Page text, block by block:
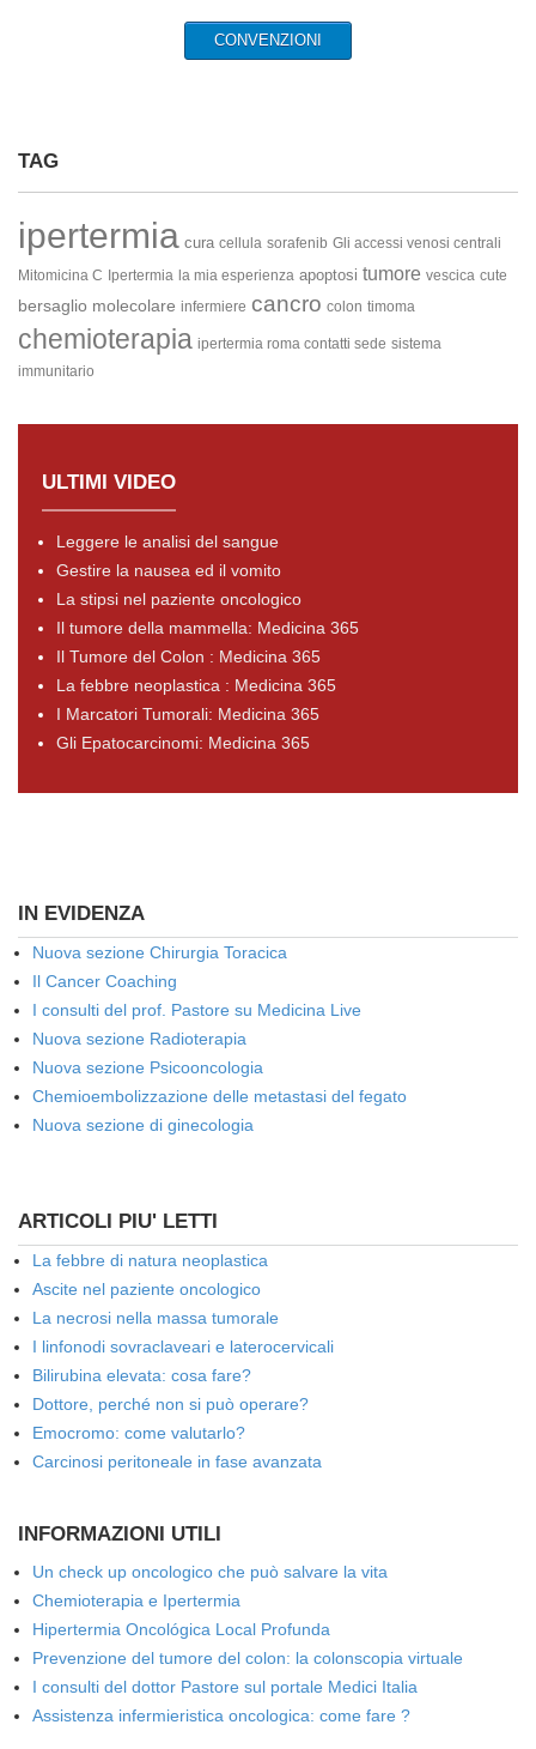
CONVENZIONI
TAG
ipertermia cura cellula sorafenib Gli accessi venosi centrali
Mitomicina C Ipertermia la mia esperienza apoptosi tumore vescica cute
bersaglio molecolare infermiere cancro colon timoma
chemioterapia ipertermia roma contatti sede sistema
immunitario
ULTIMI VIDEO
Leggere le analisi del sangue
Gestire la nausea ed il vomito
La stipsi nel paziente oncologico
Il tumore della mammella: Medicina 365
Il Tumore del Colon : Medicina 365
La febbre neoplastica : Medicina 365
I Marcatori Tumorali: Medicina 365
Gli Epatocarcinomi: Medicina 365
IN EVIDENZA
Nuova sezione Chirurgia Toracica
Il Cancer Coaching
I consulti del prof. Pastore su Medicina Live
Nuova sezione Radioterapia
Nuova sezione Psicooncologia
Chemioembolizzazione delle metastasi del fegato
Nuova sezione di ginecologia
ARTICOLI PIU' LETTI
La febbre di natura neoplastica
Ascite nel paziente oncologico
La necrosi nella massa tumorale
I linfonodi sovraclaveari e laterocervicali
Bilirubina elevata: cosa fare?
Dottore, perché non si può operare?
Emocromo: come valutarlo?
Carcinosi peritoneale in fase avanzata
INFORMAZIONI UTILI
Un check up oncologico che può salvare la vita
Chemioterapia e Ipertermia
Hipertermia Oncológica Local Profunda
Prevenzione del tumore del colon: la colonscopia virtuale
I consulti del dottor Pastore sul portale Medici Italia
Assistenza infermieristica oncologica: come fare ?